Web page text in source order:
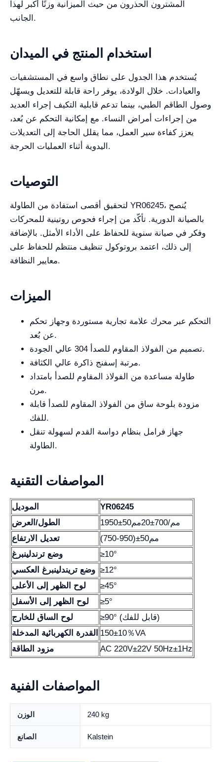
المشترون الحذرون من حيث الميزانية وزنًا أكبر لهذا
الجانب.
استخدام المنتج في الميدان
يُستخدم هذا الجدول على نطاق واسع في المستشفيات
والعيادات. خلال الولادة، يوفر راحة قابلة للتعديل ويسهّل
وصول الطاقم الطبي، بينما تدعم قابلية التكيف إجراء العديد
من إجراءات أمراض النساء. مع إمكانية التحكم عن بُعد،
يعزز كفاءة سير العمل، مما يقلل الحاجة إلى التعديلات
اليدوية أثناء العمليات الحرجة.
التوصيات
لتحقيق أقصى استفادة من الطاولة YR06245، يُنصح
بالصيانة الدورية. تأكّد من إجراء فحوص روتينية للمحركات
وفكر في صيانة سنوية للحفاظ على الأداء الأمثل. بالإضافة
إلى ذلك، اعتمد بروتوكول تنظيف منتظم للحفاظ على
معايير النظافة.
الميزات
التحكم عبر محرك علامة تجارية مستوردة وجهاز تحكم
عن بُعد.
تصميم من الفولاذ المقاوم للصدأ 304 عالي الجودة.
مرتبة إسفنج ذاكرة عالي الكثافة.
طاولة مساعدة من الفولاذ المقاوم للصدأ بامتداد
مرن.
مزودة بلوحة ساق من الفولاذ المقاوم للصدأ قابلة
للفك.
جهاز فرامل بنظام دواسة القدم لسهولة تنقل
الطاولة.
المواصفات التقنية
الموديل
YR06245
الطول/العرض
1950±50مم/700±20مم
تعديل الارتفاع
(750-950)±50مم
وضع ترندلينبرغ
≥10°
وضع تريندلينبرغ العكسي ≥12°
لوح الظهر إلى الأعلى
≥45°
لوح الظهر إلى الأسفل
≥5°
لوح الساق للخارج
≥90° (قابل للفك)
القدرة الكهربائية المدخلة 150±10％VA
مزود الطاقة
AC 220V±22V 50Hz±1Hz
المواصفات الفنية
الوزن 240 kg
الصانع Kalstein